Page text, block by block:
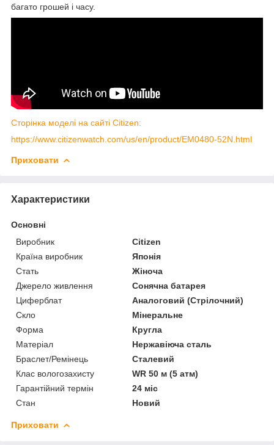
багато грошей і часу.
Сторінка моделі на сайті Citizen:
https://www.citizenwatch.com/us/en/product/EM0480-52N.html
Приховати
Характеристики
Основні
Виробник
Citizen
Країна виробник
Японія
Стать
Жіноча
Джерело живлення
Сонячна батарея
Циферблат
Аналоговий (Стрілочний)
Скло
Мінеральне
Форма
Кругла
Матеріал
Нержавіюча сталь
Браслет/Ремінець
Сталевий
Клас вологозахисту
WR 50 м (5 атм)
Гарантійний термін
24 міс
Стан
Новий
Приховати